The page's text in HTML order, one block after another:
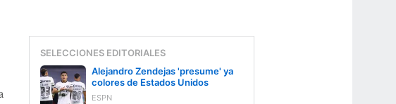
SELECCIONES EDITORIALES
Alejandro Zendejas 'presume' ya
colores de Estados Unidos
ESPN